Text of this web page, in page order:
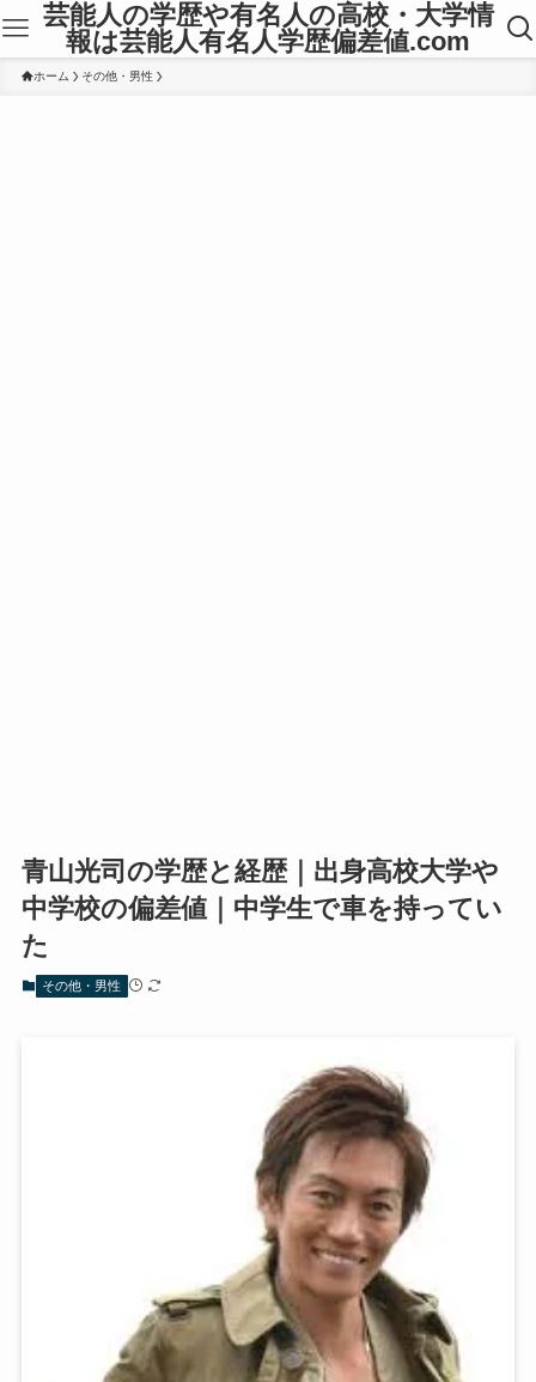
芸能人の学歴や有名人の高校・大学情
報は芸能人有名人学歴偏差値.com
ホーム その他・男性
青山光司の学歴と経歴｜出身高校大学や
中学校の偏差値｜中学生で車を持ってい
た
その他・男性